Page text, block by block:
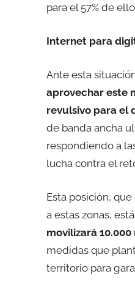
para el 57% de
Internet para
Ante esta
aprovechar este
revulsivo para el
de banda ancha
respondiendo a
lucha contra el
Esta posición,
a estas zonas, está
movilizará
medidas que
territorio para